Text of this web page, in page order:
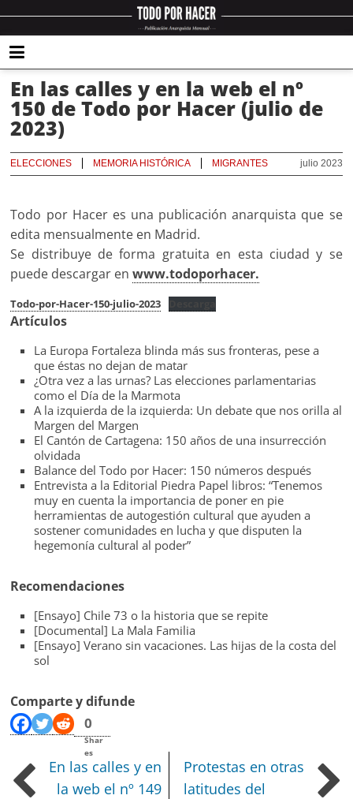
En las calles y en la web el nº
150 de Todo por Hacer (julio de
2023)
julio 2023
ELECCIONES MEMORIA HISTÓRICA MIGRANTES
Todo por Hacer es una publicación anarquista que se
edita mensualmente en Madrid.
Se distribuye de forma gratuita en esta ciudad y se
puede descargar enwww.todoporhacer.
Todo-por-Hacer-150-julio-2023
Artículos
La Europa Fortaleza blinda más sus fronteras, pese a
que éstas no dejan de matar
¿Otra vez a las urnas? Las elecciones parlamentarias
como el Día de la Marmota
A la izquierda de la izquierda: Un debate que nos orilla al
Margen del Margen
El Cantón de Cartagena: 150 años de una insurrección
olvidada
Balance del Todo por Hacer: 150 números después
Entrevista a la Editorial Piedra Papel libros: “Tenemos
muy en cuenta la importancia de poner en pie
herramientas de autogestión cultural que ayuden a
sostener comunidades en lucha y que disputen la
hegemonía cultural al poder”
Recomendaciones
[Ensayo] Chile 73 o la historia que se repite
[Documental] La Mala Familia
[Ensayo] Verano sin vacaciones. Las hijas de la costa del
sol
Comparte y difunde
0
Shar
es
En las calles y en
la web el nº 149
Protestas en otras
latitudes del